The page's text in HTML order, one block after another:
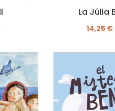
La Júlia
14,25 €